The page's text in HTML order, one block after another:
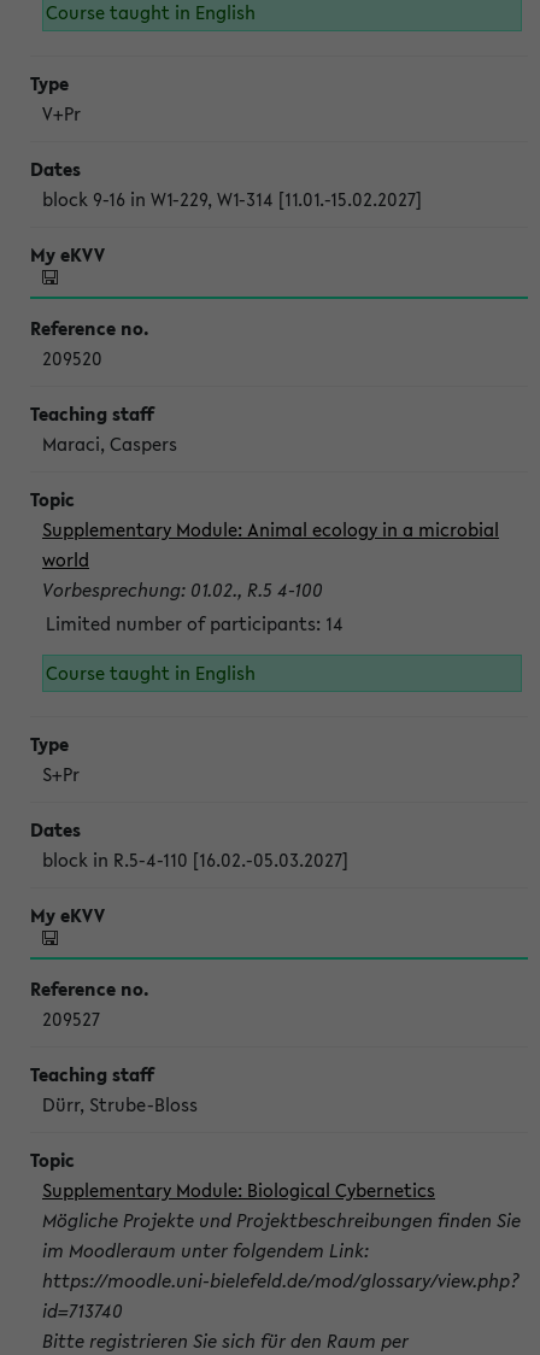
Course taught in English
V+Pr
block 9-16 in W1-229, W1-314 [11.01.-15.02.2027]
209520
Maraci, Caspers
Supplementary Module: Animal ecology in a microbial
world
Vorbesprechung: 01.02., R.5 4-100
Limited number of participants: 14
Course taught in English
S+Pr
block in R.5-4-110 [16.02.-05.03.2027]
209527
Dürr, Strube-Bloss
Supplementary Module: Biological Cybernetics
Mögliche Projekte und Projektbeschreibungen finden Sie
im Moodleraum unter folgendem Link:
https://moodle.uni-bielefeld.de/mod/glossary/view.php?
id=713740
Bitte registrieren Sie sich für den Raum per